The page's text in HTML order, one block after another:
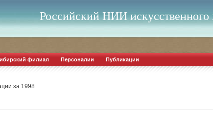
Российский НИИ искусственного
филиал Персоналии Публикации
за 1998